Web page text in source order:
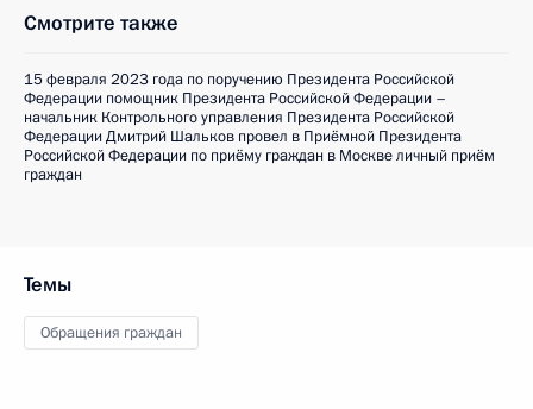
Смотрите также
15 февраля 2023 года по поручению Президента Российской
Федерации помощник Президента Российской Федерации –
начальник Контрольного управления Президента Российской
Федерации Дмитрий Шальков провел в Приёмной Президента
Российской Федерации по приёму граждан в Москве личный приём
граждан
Темы
Обращения граждан